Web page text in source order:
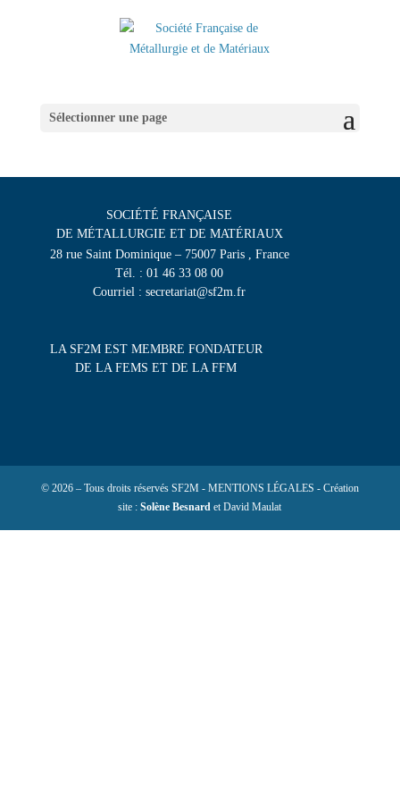
Sélectionner une page
SOCIÉTÉ FRANÇAISE
DE MÉTALLURGIE ET DE MATÉRIAUX
28 rue Saint Dominique – 75007 Paris , France
Tél. : 01 46 33 08 00
Courriel : secretariat@sf2m.fr
LA SF2M EST MEMBRE FONDATEUR
DE LA FEMS ET DE LA FFM
© 2026 – Tous droits réservés SF2M - MENTIONS LÉGALES - Création
site :Solène Besnard et David Maulat